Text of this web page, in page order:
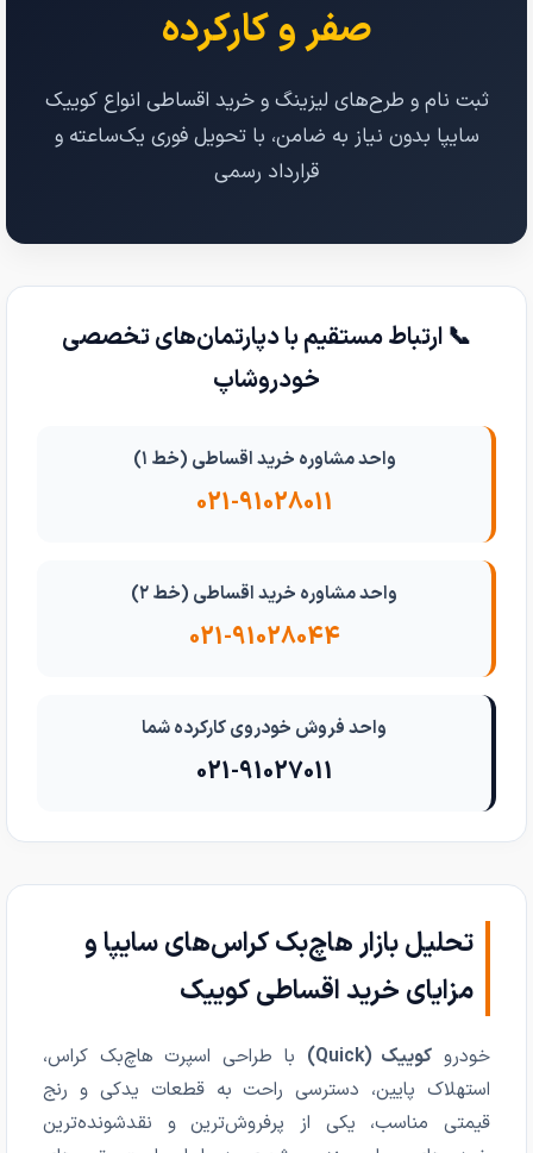
صفر و کارکرده
ثبت نام و طرح‌های لیزینگ و خرید اقساطی انواع کوییک
سایپا بدون نیاز به ضامن، با تحویل فوری یک‌ساعته و
قرارداد رسمی
📞 ارتباط مستقیم با دپارتمان‌های تخصصی
خودروشاپ
واحد مشاوره خرید اقساطی (خط ۱)
021-91028011
واحد مشاوره خرید اقساطی (خط ۲)
021-91028044
واحد فروش خودروی کارکرده شما
021-91027011
تحلیل بازار هاچ‌بک کراس‌های سایپا و
مزایای خرید اقساطی کوییک
خودرو کوییک (Quick)
با طراحی اسپرت هاچ‌بک کراس،
استهلاک پایین، دسترسی راحت به قطعات یدکی و رنج
قیمتی مناسب، یکی از پرفروش‌ترین و نقدشونده‌ترین